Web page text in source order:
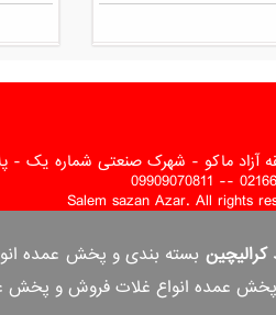
آزاد ماکو - شهرک صنعتی شماره یک -
کرالیچین
پخش عمده انواع غلات فروش و پخش